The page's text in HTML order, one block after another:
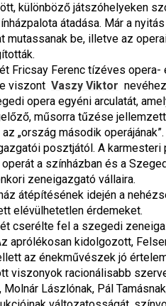
különböző játszóhelyeken
átadása. Már a
mutassanak be, illetve az
Fricsay Ferenc tízéves
viszont Vaszy Viktor
opera egyéni arculatát,
műsorra tűzése
„ország második operájának”.
posztjától. A
a színházban és a
zeneigazgató vállaira.
átépítésének idején a
elévülhetetlen érdemeket.
cserélte fel a szegedi
aprólékosan kidolgozott,
az énekművészek jó
viszonyok racionálisabb
Lászlónak, Pál